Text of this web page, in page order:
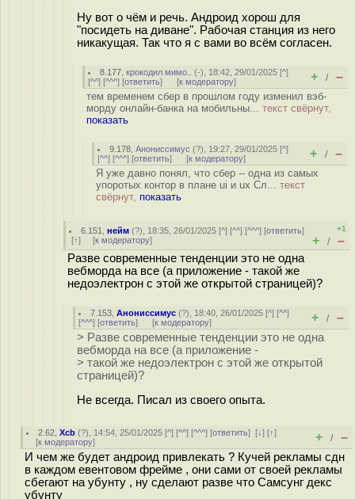
Ну вот о чём и речь. Андроид хорош для
"посидеть на диване". Рабочая станция из него
никакущая. Так что я с вами во всём согласен.
8.177 ,крокодил мимо.. (-), 18:42, 29/01/2025 [^]
[^^] [^^^] [ответить] [к модератору] + / –
тем временем сбер в прошлом году изменил вэб-
морду онлайн-банка на мобильны... текст свёрнут,
показать
9.178 ,Анониссимус (?), 19:27, 29/01/2025 [^]
[^^] [^^^] [ответить] [к модератору] + / –
Я уже давно понял, что сбер -- одна из самых
упоротых контор в плане ui и ux Сл... текст
свёрнут, показать
6.151 ,нейм (?), 18:35, 26/01/2025 [^] [^^] [^^^] [ответить]
[↑] [к модератору]
+1
+ / –
Разве современные тенденции это не одна
вебморда на все (а приложение - такой же
недоэлектрон с этой же открытой страницей)?
7.153 ,Анониссимус (?), 18:40, 26/01/2025 [^] [^^]
[^^^] [ответить] [к модератору] + / –
> Разве современные тенденции это не одна
вебморда на все (а приложение -
> такой же недоэлектрон с этой же открытой
страницей)?
Не всегда. Писал из своего опыта.
2.62 ,Xcb (?), 14:54, 25/01/2025 [^] [^^] [^^^] [ответить][↓] [↑]
[к модератору] + / –
И чем же будет андроид привлекать ? Кучей рекламы сдн
в каждом евентовом фрейме , они сами от своей рекламы
сбегают на убунту , ну сделают разве что Самсунг декс
убунту